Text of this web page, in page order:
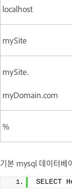
localhost
mySite
mySite.
myDomain.com
%
기본 mysql 데이터베